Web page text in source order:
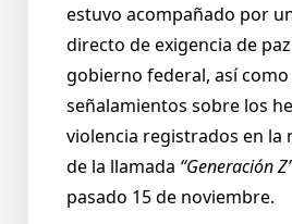
estuvo acompañado por
directo de exigencia de
gobierno federal, así
señalamientos sobre los
violencia registrados en la
de la llamada “Generación
pasado 15 de noviembre.